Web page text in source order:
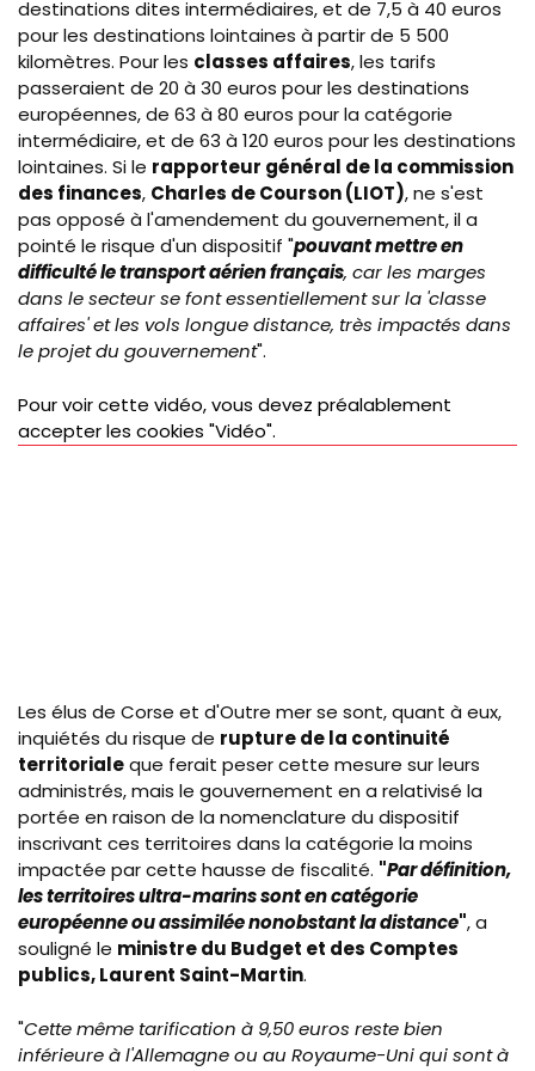
destinations dites intermédiaires, et de 7,5 à 40 euros
pour les destinations lointaines à partir de 5 500
kilomètres. Pour les classes affaires, les tarifs
passeraient de 20 à 30 euros pour les destinations
européennes, de 63 à 80 euros pour la catégorie
intermédiaire, et de 63 à 120 euros pour les destinations
lointaines. Si le rapporteur général de la commission
des finances, Charles de Courson (LIOT), ne s'est
pas opposé à l'amendement du gouvernement, il a
pointé le risque d'un dispositif "pouvant mettre en
difficulté le transport aérien français, car les marges
dans le secteur se font essentiellement sur la 'classe
affaires' et les vols longue distance, très impactés dans
le projet du gouvernement".
Pour voir cette vidéo, vous devez préalablement
accepter les cookies "Vidéo".
Les élus de Corse et d'Outre mer se sont, quant à eux,
inquiétés du risque de rupture de la continuité
territorialeque ferait peser cette mesure sur leurs
administrés, mais le gouvernement en a relativisé la
portée en raison de la nomenclature du dispositif
inscrivant ces territoires dans la catégorie la moins
impactée par cette hausse de fiscalité. "Par définition,
les territoires ultra-marins sont en catégorie
européenne ou assimilée nonobstant la distance", a
souligné le ministre du Budget et des Comptes
publics, Laurent Saint-Martin.
"Cette même tarification à 9,50 euros reste bien
inférieure à l'Allemagne ou au Royaume-Uni qui sont à